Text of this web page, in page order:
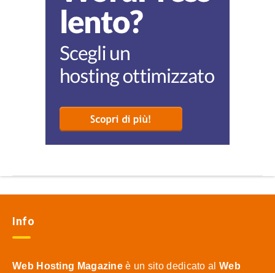
Info
Web Hosting Magazine è un sito dedicato al Web